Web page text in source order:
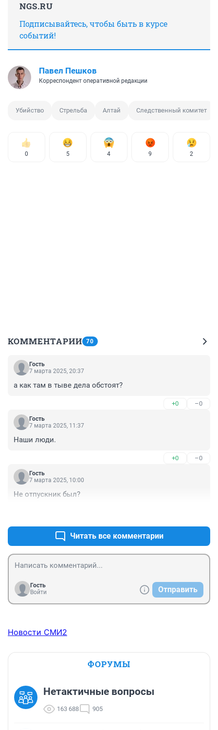
NGS.RU
Подписывайтесь, чтобы быть в курсе
событий!
Павел Пешков
Корреспондент оперативной редакции
Убийство Стрельба Алтай Следственный комитет
0 5 4 9 2
КОММЕНТАРИИ 70
Гость
7 марта 2025, 20:37
а как там в тыве дела обстоят?
+0 –0
Гость
7 марта 2025, 11:37
Наши люди.
+0 –0
Гость
7 марта 2025, 10:00
Не отпускник был?
Читать все комментарии
Гость
Войти
Отправить
Новости СМИ2
ФОРУМЫ
Нетактичные вопросы
163 688 905